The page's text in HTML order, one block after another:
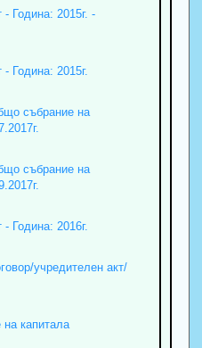
Година: 2015г. -
Година: 2015г.
събрание на
събрание на
Година: 2016г.
учредителен акт/
капитала